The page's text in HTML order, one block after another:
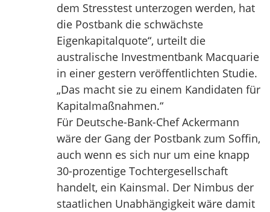
dem Stresstest unterzogen werden, hat
die Postbank die schwächste
Eigenkapitalquote“, urteilt die
australische Investmentbank Macquarie
in einer gestern veröffentlichten Studie.
„Das macht sie zu einem Kandidaten für
Kapitalmaßnahmen.“
Für Deutsche-Bank-Chef Ackermann
wäre der Gang der Postbank zum Soffin,
auch wenn es sich nur um eine knapp
30-prozentige Tochtergesellschaft
handelt, ein Kainsmal. Der Nimbus der
staatlichen Unabhängigkeit wäre damit